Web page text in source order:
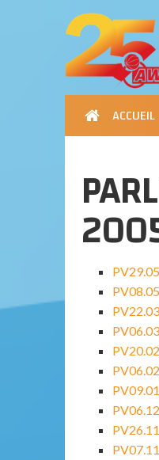
ACCUEIL
PV29.05
PV08.05
PV22.03
PV06.03
PV20.02
PV06.02
PV09.01
PV26.11
PV07.11